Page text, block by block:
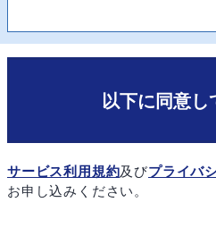
以下に同意し
サービス利用規約及びプライバ
お申し込みください。